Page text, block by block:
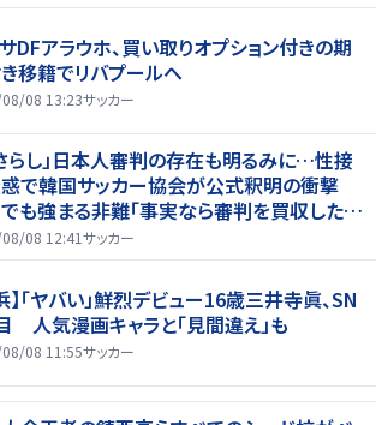
DFアラウホ、買い取りオプション付きの期
移籍でリバプールへ
08 13:23サッカー
らし」日本人審判の存在も明るみに…性接
で韓国サッカー協会が公式釈明の衝撃
も強まる非難「事実なら審判を買収したこ
る」
08 12:41サッカー
】「ヤバい」鮮烈デビュー16歳三井寺眞、SN
人気漫画キャラと「見間違え」も
08 11:55サッカー